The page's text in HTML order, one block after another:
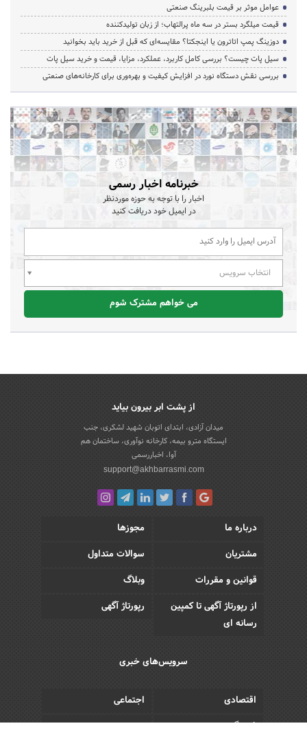
عوامل موثر بر قیمت بلبرینگ صنعتی
قیمت میلگرد بستر در سه ماه پرالتهاب؛ از زبان تولیدکننده
دوزینگ پمپ اتاترون یا اینجکتا؟ مقایسه‌ای که قبل از خرید باید بخوانید
سیل پات چیست؟ بررسی کامل کاربرد، عملکرد، مزایا، قیمت و خرید سیل پات
بررسی نقش دستگاه نورد در افزایش کیفیت و بهره‌وری برای کارخانه‌های صنعتی
خبرنامه اخبار رسمی
اخبار را با توجه به حوزه موردنظر
در ایمیل خود دریافت کنید
انتخاب سرویس
می خواهم مشترک شوم
از پشت ابر بیرون بیاید
میدان آزادی، ابتدای اتوبان شهید لشکری، جنب
ایستگاه مترو بیمه، کارخانه نوآوری، ساختمان هم
آوا، اخباررسمی
support@akhbarrasmi.com
درباره ما
مجوزها
مشتریان
سوالات متداول
قوانین و مقررات
وبلاگ
از رپورتاژ آگهی تا کمپین
رسانه ای
رپورتاژ آگهی
سرویس‌های خبری
اقتصادی
اجتماعی
فرهنگی
ورزش